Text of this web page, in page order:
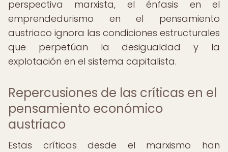
perspectiva marxista, el énfasis en el
emprendedurismo en el pensamiento
austriaco ignora las condiciones estructurales
que perpetúan la desigualdad y la
explotación en el sistema capitalista.
Repercusiones de las críticas en el
pensamiento económico
austriaco
Estas críticas desde el marxismo han